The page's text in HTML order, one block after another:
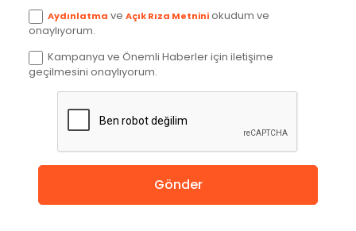
Avustralya
Kanada
İngiltere
Amerika
Aydınlatma ve Açık Rıza Metniniokudum ve
onaylıyorum.
Kampanya ve Önemli Haberler için iletişime
geçilmesini onaylıyorum.
Gönder